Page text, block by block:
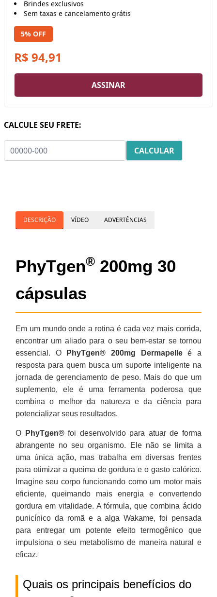
Brindes exclusivos
Sem taxas e cancelamento grátis
5% OFF
R$ 94,91
ASSINAR
CALCULE SEU FRETE:
ADVERTÊNCIAS
VÍDEO
DESCRIÇÃO
PhyTgen® 200mg 30
cápsulas
Em um mundo onde a rotina é cada vez mais corrida,
encontrar um aliado para o seu bem-estar se tornou
essencial. O
PhyTgen® 200mg Dermapelleé a
resposta para quem busca um suporte inteligente na
jornada de gerenciamento de peso. Mais do que um
suplemento, ele é uma ferramenta poderosa que
combina o melhor da natureza e da ciência para
potencializar seus resultados.
O PhyTgen®foi desenvolvido para atuar de forma
abrangente no seu organismo. Ele não se limita a
uma única ação, mas trabalha em diversas frentes
para otimizar a queima de gordura e o gasto calórico.
Imagine seu corpo funcionando como um motor mais
eficiente, queimando mais energia e convertendo
gordura em vitalidade. A fórmula, que combina ácido
punicínico da romã e a alga Wakame, foi pensada
para entregar um potente efeito termogênico que
impulsiona o seu metabolismo de maneira natural e
eficaz.
Quais os principais benefícios do